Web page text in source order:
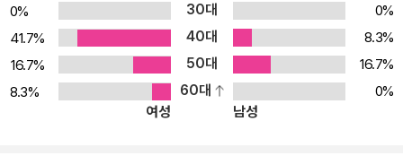
0%
30대
0%
41.7%
40대
8.3%
16.7%
50대
16.7%
8.3%
60대
0%
여성
남성